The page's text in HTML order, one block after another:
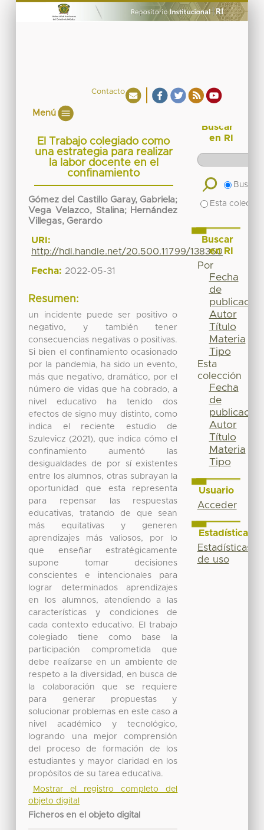
Contacto
Menú
El Trabajo colegiado como
una estrategia para realizar
la labor docente en el
confinamiento
Gómez del Castillo Garay, Gabriela;
Vega Velazco, Stalina; Hernández
Villegas, Gerardo
URI:
http://hdl.handle.net/20.500.11799/138360
Fecha: 2022-05-31
Resumen:
un incidente puede ser positivo o
negativo, y también tener
consecuencias negativas o positivas.
Si bien el confinamiento ocasionado
por la pandemia, ha sido un evento,
más que negativo, dramático, por el
número de vidas que ha cobrado, a
nivel educativo ha tenido dos
efectos de signo muy distinto, como
indica el reciente estudio de
Szulevicz (2021), que indica cómo el
confinamiento aumentó las
desigualdades de por sí existentes
entre los alumnos, otras subrayan la
oportunidad que esta representa
para repensar las respuestas
educativas, tratando de que sean
más equitativas y generen
aprendizajes más valiosos, por lo
que enseñar estratégicamente
supone tomar decisiones
conscientes e intencionales para
lograr determinados aprendizajes
en los alumnos, atendiendo a las
características y condiciones de
cada contexto educativo. El trabajo
colegiado tiene como base la
participación comprometida que
debe realizarse en un ambiente de
respeto a la diversidad, en busca de
la colaboración que se requiere
para generar propuestas y
solucionar problemas en este caso a
nivel académico y tecnológico,
logrando una mejor comprensión
del proceso de formación de los
estudiantes y mayor claridad en los
propósitos de su tarea educativa.
Mostrar el registro completo del
objeto digital
Ficheros en el objeto digital
Buscar
en RI
Buscar
Esta
Buscar
en RI
Por
Fecha
de
publicación
Autor
Título
Materia
Tipo
Esta
colección
Fecha
de
publicación
Autor
Título
Materia
Tipo
Usuario
Acceder
Estadísticas
Estadísticas
de uso